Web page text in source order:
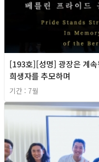
[193호][성명] 광장은 계
희생자를 추모하며
기간 : 7월